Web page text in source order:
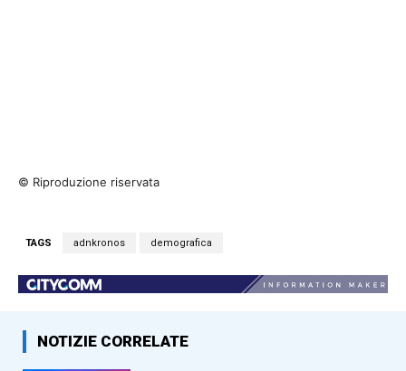
© Riproduzione riservata
TAGS adnkronos demografica
NOTIZIE CORRELATE